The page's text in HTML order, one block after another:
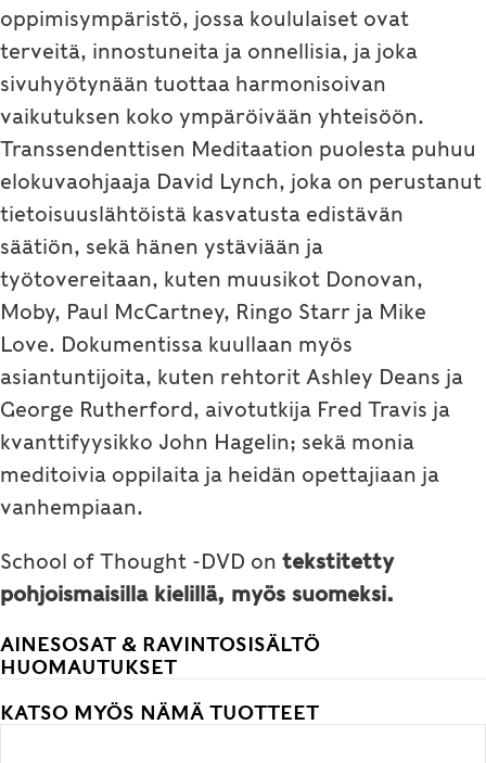
oppimisympäristö, jossa koululaiset ovat
terveitä, innostuneita ja onnellisia, ja joka
sivuhyötynään tuottaa harmonisoivan
vaikutuksen koko ympäröivään yhteisöön.
Transsendenttisen Meditaation puolesta puhuu
elokuvaohjaaja David Lynch, joka on perustanut
tietoisuuslähtöistä kasvatusta edistävän
säätiön, sekä hänen ystäviään ja
työtovereitaan, kuten muusikot Donovan,
Moby, Paul McCartney, Ringo Starr ja Mike
Love. Dokumentissa kuullaan myös
asiantuntijoita, kuten rehtorit Ashley Deans ja
George Rutherford, aivotutkija Fred Travis ja
kvanttifyysikko John Hagelin; sekä monia
meditoivia oppilaita ja heidän opettajiaan ja
vanhempiaan.
School of Thought -DVD on tekstitetty
pohjoismaisilla kielillä, myös suomeksi.
AINESOSAT & RAVINTOSISÄLTÖ
HUOMAUTUKSET
KATSO MYÖS NÄMÄ TUOTTEET